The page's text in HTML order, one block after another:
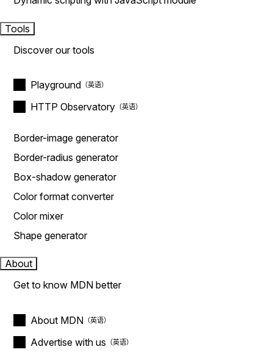
Tools
Discover our tools
Playground
HTTP Observatory
Border-image generator
Border-radius generator
Box-shadow generator
Color format converter
Color mixer
Shape generator
About
Get to know MDN better
About MDN
Advertise with us